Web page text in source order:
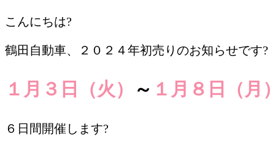
こんにちは?
鶴田自動車、２０２４年初売りのお知らせです?
１月３日（火） ～ １月８日（月
６日間開催します?